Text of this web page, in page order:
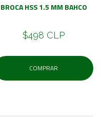
BROCA HSS 1.5 MM BAHCO
$498 CLP
COMPRAR